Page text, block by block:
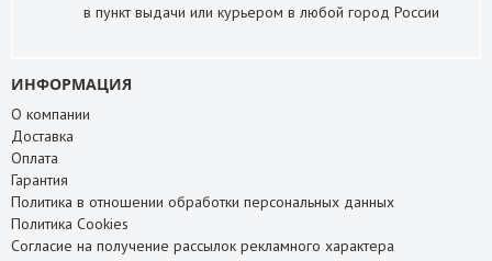
в пункт выдачи или курьером в любой город России
ИНФОРМАЦИЯ
О компании
Доставка
Оплата
Гарантия
Политика в отношении обработки персональных данных
Политика Cookies
Согласие на получение рассылок рекламного характера